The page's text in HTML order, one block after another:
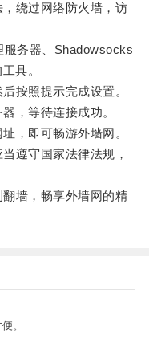
绕过网络防火墙，访
务器、Shadowsocks
具。
照提示完成设置。
，等待连接成功。
即可畅游外墙网。
遵守国家法律法规，
墙，畅享外墙网的精
。